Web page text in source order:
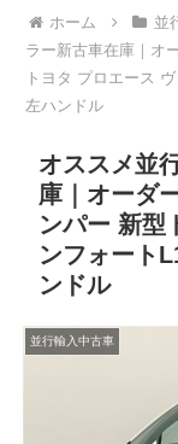
ホーム 並
ラー新古車在庫｜オ
トヨタ プロエース
左ハンドル
オススメ並
庫｜オーダ
ンパー 新型
ンフォート
ンドル
並行輸入中古車